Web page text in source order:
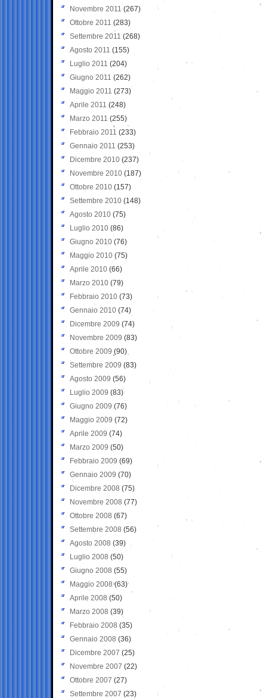
Novembre 2011 (267)
Ottobre 2011 (283)
Settembre 2011 (268)
Agosto 2011 (155)
Luglio 2011 (204)
Giugno 2011 (262)
Maggio 2011 (273)
Aprile 2011 (248)
Marzo 2011 (255)
Febbraio 2011 (233)
Gennaio 2011 (253)
Dicembre 2010 (237)
Novembre 2010 (187)
Ottobre 2010 (157)
Settembre 2010 (148)
Agosto 2010 (75)
Luglio 2010 (86)
Giugno 2010 (76)
Maggio 2010 (75)
Aprile 2010 (66)
Marzo 2010 (79)
Febbraio 2010 (73)
Gennaio 2010 (74)
Dicembre 2009 (74)
Novembre 2009 (83)
Ottobre 2009 (90)
Settembre 2009 (83)
Agosto 2009 (56)
Luglio 2009 (83)
Giugno 2009 (76)
Maggio 2009 (72)
Aprile 2009 (74)
Marzo 2009 (50)
Febbraio 2009 (69)
Gennaio 2009 (70)
Dicembre 2008 (75)
Novembre 2008 (77)
Ottobre 2008 (67)
Settembre 2008 (56)
Agosto 2008 (39)
Luglio 2008 (50)
Giugno 2008 (55)
Maggio 2008(63)
Aprile 2008 (50)
Marzo 2008 (39)
Febbraio 2008 (35)
Gennaio 2008 (36)
Dicembre 2007 (25)
Novembre 2007 (22)
Ottobre 2007 (27)
Settembre 2007 (23)